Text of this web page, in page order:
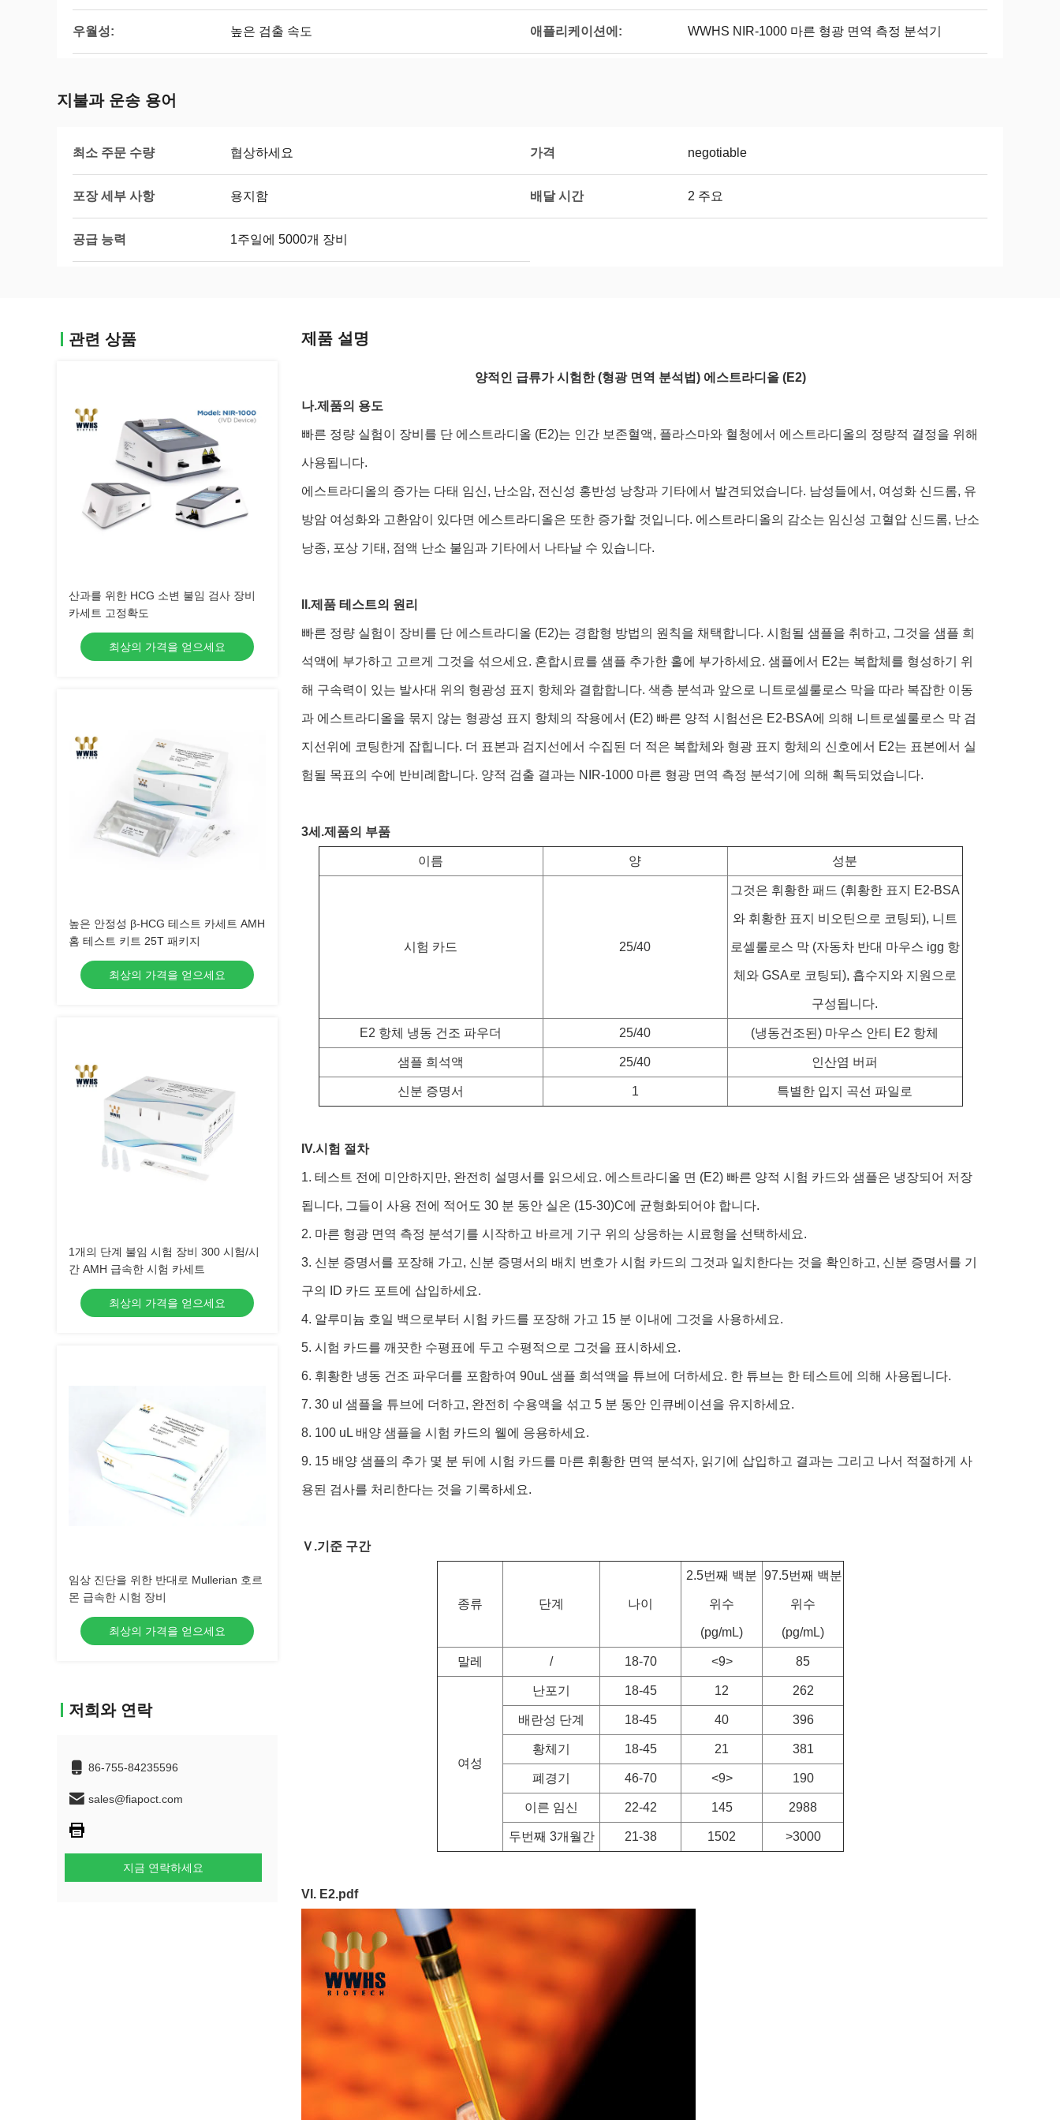
우월성: 높은 검출 속도 애플리케이션에: WWHS NIR-1000 마른 형광 면역 측정 분석기
지불과 운송 용어
최소 주문 수량 협상하세요 가격 negotiable
포장 세부 사항 용지함 배달 시간 2 주요
공급 능력 1주일에 5000개 장비
관련 상품
산과를 위한 HCG 소변 불임 검사 장비
카세트 고정확도
최상의 가격을 얻으세요
높은 안정성 β-HCG 테스트 카세트 AMH
홈 테스트 키트 25T 패키지
최상의 가격을 얻으세요
1개의 단계 불임 시험 장비 300 시험/시
간 AMH 급속한 시험 카세트
최상의 가격을 얻으세요
임상 진단을 위한 반대로 Mullerian 호르
몬 급속한 시험 장비
최상의 가격을 얻으세요
저희와 연락
86-755-84235596
sales@fiapoct.com
지금 연락하세요
제품 설명
양적인 급류가 시험한 (형광 면역 분석법) 에스트라디올 (E2)
나.제품의 용도
빠른 정량 실험이 장비를 단 에스트라디올 (E2)는 인간 보존혈액, 플라스마와 혈청에서 에스트라디올의 정량적 결정을 위해
사용됩니다.
에스트라디올의 증가는 다태 임신, 난소암, 전신성 홍반성 낭창과 기타에서 발견되었습니다. 남성들에서, 여성화 신드롬, 유
방암 여성화와 고환암이 있다면 에스트라디올은 또한 증가할 것입니다. 에스트라디올의 감소는 임신성 고혈압 신드롬, 난소
낭종, 포상 기태, 점액 난소 불임과 기타에서 나타날 수 있습니다.
II.제품 테스트의 원리
빠른 정량 실험이 장비를 단 에스트라디올 (E2)는 경합형 방법의 원칙을 채택합니다. 시험될 샘플을 취하고, 그것을 샘플 희
석액에 부가하고 고르게 그것을 섞으세요. 혼합시료를 샘플 추가한 홀에 부가하세요. 샘플에서 E2는 복합체를 형성하기 위
해 구속력이 있는 발사대 위의 형광성 표지 항체와 결합합니다. 색층 분석과 앞으로 니트로셀룰로스 막을 따라 복잡한 이동
과 에스트라디올을 묶지 않는 형광성 표지 항체의 작용에서 (E2) 빠른 양적 시험선은 E2-BSA에 의해 니트로셀룰로스 막 검
지선위에 코팅한게 잡힙니다. 더 표본과 검지선에서 수집된 더 적은 복합체와 형광 표지 항체의 신호에서 E2는 표본에서 실
험될 목표의 수에 반비례합니다. 양적 검출 결과는 NIR-1000 마른 형광 면역 측정 분석기에 의해 획득되었습니다.
3세.제품의 부품
이름 양 성분
시험 카드 25/40
그것은 휘황한 패드 (휘황한 표지 E2-BSA
와 휘황한 표지 비오틴으로 코팅되), 니트
로셀룰로스 막 (자동차 반대 마우스 igg 항
체와 GSA로 코팅되), 흡수지와 지원으로
구성됩니다.
E2 항체 냉동 건조 파우더 25/40 (냉동건조된) 마우스 안티 E2 항체
샘플 희석액 25/40 인산염 버퍼
신분 증명서 1 특별한 입지 곡선 파일로
IV.시험 절차
1. 테스트 전에 미안하지만, 완전히 설명서를 읽으세요. 에스트라디올 면 (E2) 빠른 양적 시험 카드와 샘플은 냉장되어 저장
됩니다, 그들이 사용 전에 적어도 30 분 동안 실온 (15-30)C에 균형화되어야 합니다.
2. 마른 형광 면역 측정 분석기를 시작하고 바르게 기구 위의 상응하는 시료형을 선택하세요.
3. 신분 증명서를 포장해 가고, 신분 증명서의 배치 번호가 시험 카드의 그것과 일치한다는 것을 확인하고, 신분 증명서를 기
구의 ID 카드 포트에 삽입하세요.
4. 알루미늄 호일 백으로부터 시험 카드를 포장해 가고 15 분 이내에 그것을 사용하세요.
5. 시험 카드를 깨끗한 수평표에 두고 수평적으로 그것을 표시하세요.
6. 휘황한 냉동 건조 파우더를 포함하여 90uL 샘플 희석액을 튜브에 더하세요. 한 튜브는 한 테스트에 의해 사용됩니다.
7. 30 ul 샘플을 튜브에 더하고, 완전히 수용액을 섞고 5 분 동안 인큐베이션을 유지하세요.
8. 100 uL 배양 샘플을 시험 카드의 웰에 응용하세요.
9. 15 배양 샘플의 추가 몇 분 뒤에 시험 카드를 마른 휘황한 면역 분석자, 읽기에 삽입하고 결과는 그리고 나서 적절하게 사
용된 검사를 처리한다는 것을 기록하세요.
Ｖ.기준 구간
종류 단계 나이
2.5번째 백분
위수
(pg/mL)
97.5번째 백분
위수
(pg/mL)
말레 / 18-70 <9> 85
여성
난포기 18-45 12 262
배란성 단계 18-45 40 396
황체기 18-45 21 381
폐경기 46-70 <9> 190
이른 임신 22-42 145 2988
두번째 3개월간 21-38 1502 >3000
VI. E2.pdf